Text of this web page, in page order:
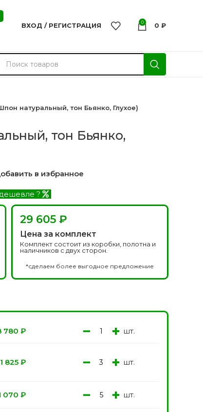
ВХОД / РЕГИСТРАЦИЯ 0 0 ₽
Белоруссия фабрика
1640 моделей
патиной
натуральный, тон Бьянко, Глухое)
тон Бьянко,
в избранное
?
29 605 ₽
Цена за комплект
Комплект состоит из коробки, полотна и
наличников с двух сторон.
*сделаем более выгодное предложение
780 ₽ − + шт.
1 825 ₽ − + шт.
070 ₽ − + шт.